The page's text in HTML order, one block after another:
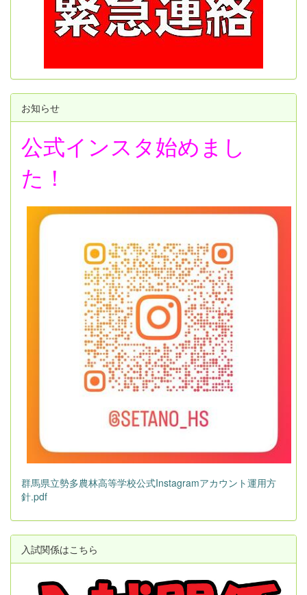
お知らせ
公式インスタ始めまし
た！
群馬県立勢多農林高等学校公式Instagramアカウント運用方
針.pdf
入試関係はこちら